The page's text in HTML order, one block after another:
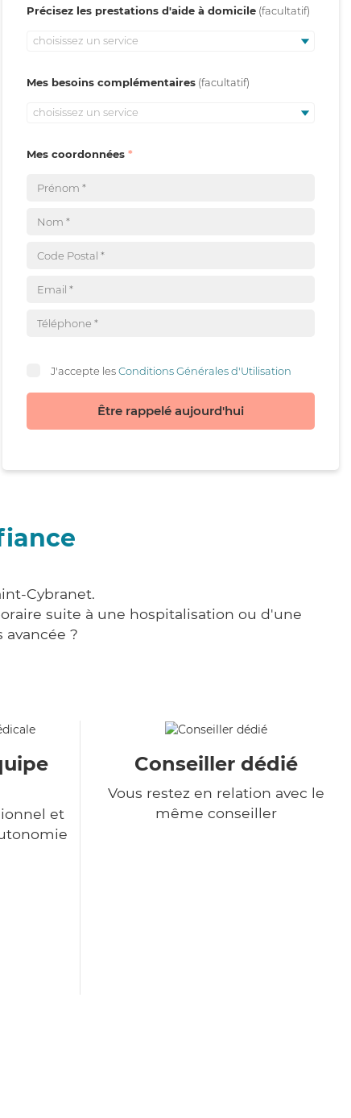
Précisez les prestations d'aide à domicile
choisissez un service
Mes besoins complémentaires
choisissez un service
Mes coordonnées
J'accepte lesConditions Générales d'Utilisation
Être rappelé aujourd'hui
Cybranet.
suite à une hospitalisation ou d'une
?
et
Conseiller dédié
Vous restez en relation avec le
même conseiller